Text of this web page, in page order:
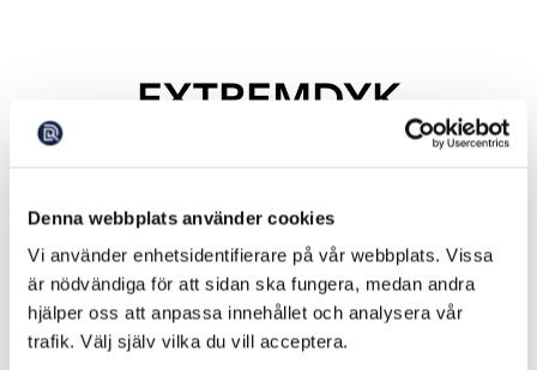
Denna webbplats använder cookies
Vi använder enhetsidentifierare på vår webbplats. Vissa
är nödvändiga för att sidan ska fungera, medan andra
hjälper oss att anpassa innehållet och analysera vår
trafik. Välj själv vilka du vill acceptera.
EXTREMDYK